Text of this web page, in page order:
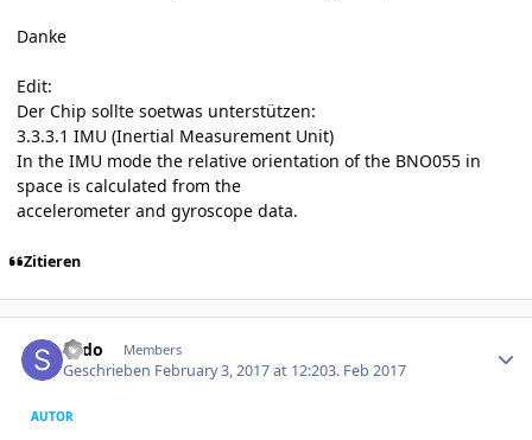
Danke
Edit:
Der Chip sollte soetwas unterstützen:
3.3.3.1 IMU (Inertial Measurement Unit)
In the IMU mode the relative orientation of the BNO055 in
space is calculated from the
accelerometer and gyroscope data.
Zitieren
sudo Members
Geschrieben February 3, 2017 at 12:203. Feb 2017
AUTOR